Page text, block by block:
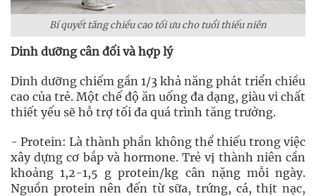
Bí quyết tăng chiều cao tối ưu cho tuổi thiếu niên
Dinh dưỡng cân đối và hợp lý
Dinh dưỡng chiếm gần 1/3 khả năng phát triển chiều
cao của trẻ. Một chế độ ăn uống đa dạng, giàu vi chất
thiết yếu sẽ hỗ trợ tối đa quá trình tăng trưởng.
- Protein: Là thành phần không thể thiếu trong việc
xây dựng cơ bắp và hormone. Trẻ vị thành niên cần
khoảng 1,2-1,5 g protein/kg cân nặng mỗi ngày.
Nguồn protein nên đến từ sữa, trứng, cá, thịt nạc,